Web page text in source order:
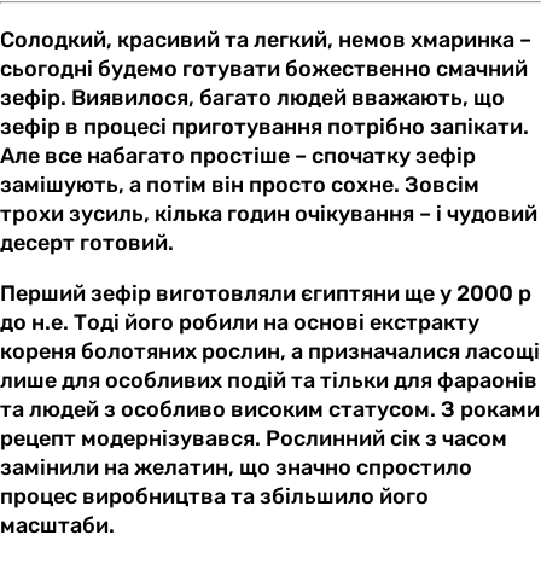
Солодкий, красивий та легкий, немов хмаринка –
сьогодні будемо готувати божественно смачний
зефір. Виявилося, багато людей вважають, що
зефір в процесі приготування потрібно запікати.
Але все набагато простіше – спочатку зефір
замішують, а потім він просто сохне. Зовсім
трохи зусиль, кілька годин очікування – і чудовий
десерт готовий.
Перший зефір виготовляли єгиптяни ще у 2000 р
до н.е. Тоді його робили на основі екстракту
кореня болотяних рослин, а призначалися ласощі
лише для особливих подій та тільки для фараонів
та людей з особливо високим статусом. З роками
рецепт модернізувався. Рослинний сік з часом
замінили на желатин, що значно спростило
процес виробництва та збільшило його
масштаби.